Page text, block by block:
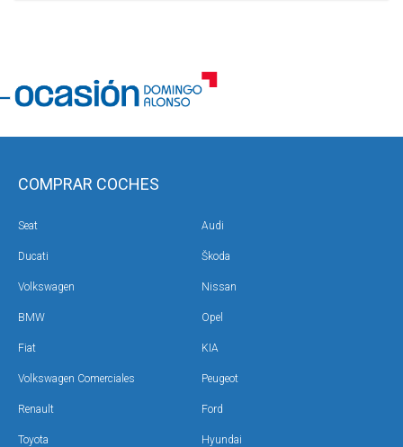
COMPRAR COCHES
Seat Audi
Ducati Škoda
Volkswagen Nissan
BMW Opel
Fiat KIA
Volkswagen Comerciales Peugeot
Renault Ford
Toyota Hyundai